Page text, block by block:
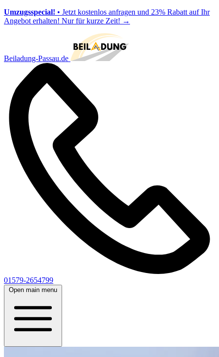
Umzugsspecial! • Jetzt kostenlos anfragen und 23% Rabatt auf Ihr
Angebot erhalten! Nur für kurze Zeit! →
Beiladung-Passau.de
01579-2654799
Open main menu